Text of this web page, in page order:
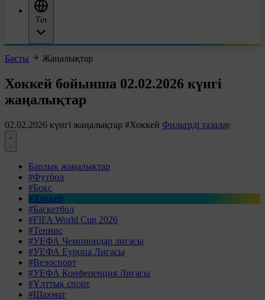
Тіл
Басты Жаңалықтар
Хоккей бойынша 02.02.2026 күнгі
жаңалықтар
02.02.2026 күнгі жаңалықтар #Хоккей Фильтрді тазалау
Барлық жаңалықтар
#Футбол
#Бокс
#Хоккей
#Баскетбол
#FIFA World Cup 2026
#Теннис
#УЕФА Чемпиондар лигасы
#УЕФА Еуропа Лигасы
#Велоспорт
#УЕФА Конференция Лигасы
#Ұлттық спорт
#Шахмат